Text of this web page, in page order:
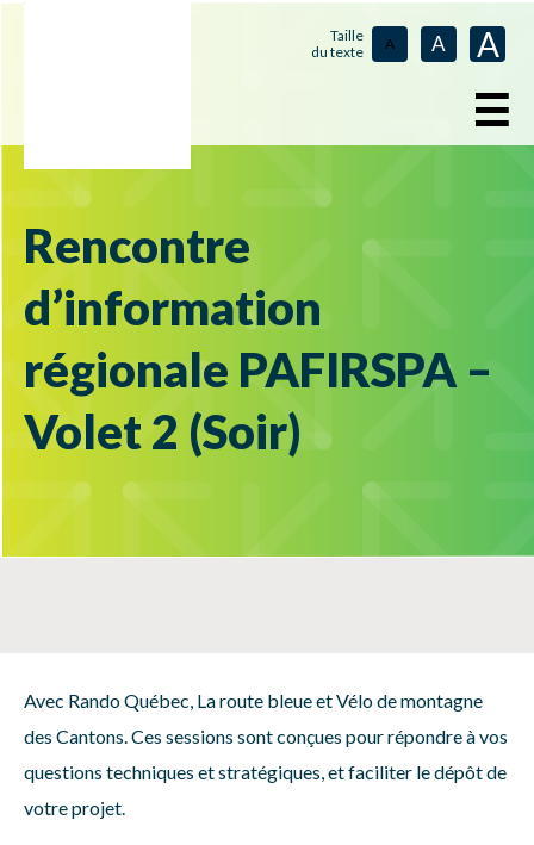
Taille
du texte
A A A
☰
Rencontre
d’information
régionale PAFIRSPA –
Volet 2 (Soir)
Avec Rando Québec, La route bleueet Vélo de montagne
des Cantons.Ces sessions sont conçues pour répondre à vos
questions techniques et stratégiques, et faciliter le dépôt de
votre projet.